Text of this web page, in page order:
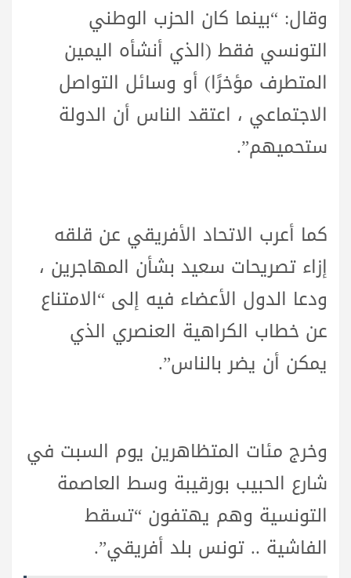
وقال: “بينما كان الحزب الوطني
التونسي فقط (الذي أنشأه اليمين
المتطرف مؤخرًا) أو وسائل التواصل
الاجتماعي ، اعتقد الناس أن الدولة
ستحميهم”.
كما أعرب الاتحاد الأفريقي عن قلقه
إزاء تصريحات سعيد بشأن المهاجرين ،
ودعا الدول الأعضاء فيه إلى “الامتناع
عن خطاب الكراهية العنصري الذي
يمكن أن يضر بالناس”.
وخرج مئات المتظاهرين يوم السبت في
شارع الحبيب بورقيبة وسط العاصمة
التونسية وهم يهتفون “تسقط
الفاشية .. تونس بلد أفريقي”.